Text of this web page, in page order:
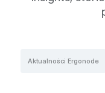
Aktualności Ergonode